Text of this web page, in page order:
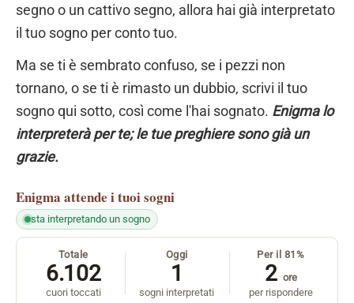
segno o un cattivo segno, allora hai già interpretato
il tuo sogno per conto tuo.
Ma se ti è sembrato confuso, se i pezzi non
tornano, o se ti è rimasto un dubbio, scrivi il tuo
sogno qui sotto, così come l'hai sognato. Enigma lo
interpreterà per te; le tue preghiere sono già un
grazie.
Enigma attende i tuoi sogni
sta interpretando un sogno
Totale
6.102
cuori toccati
Oggi
1
sogni interpretati
Per il 81%
2 ore
per rispondere